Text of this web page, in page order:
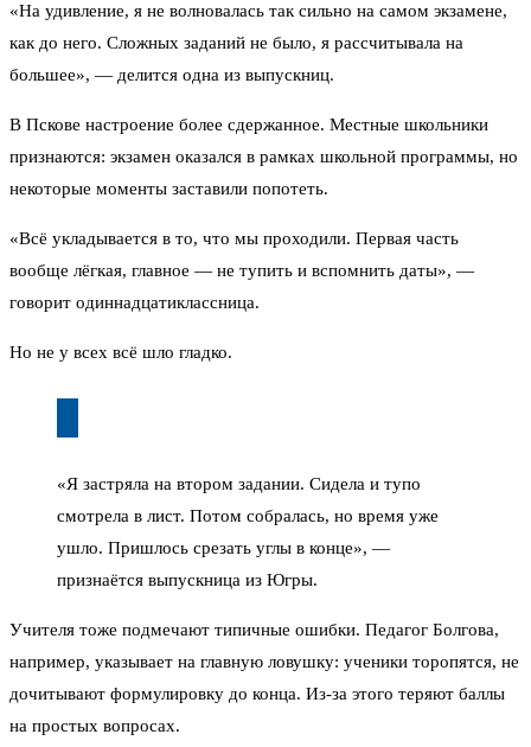
«На удивление, я не волновалась так сильно на самом экзамене,
как до него. Сложных заданий не было, я рассчитывала на
большее», — делится одна из выпускниц.
В Пскове настроение более сдержанное. Местные школьники
признаются: экзамен оказался в рамках школьной программы, но
некоторые моменты заставили попотеть.
«Всё укладывается в то, что мы проходили. Первая часть
вообще лёгкая, главное — не тупить и вспомнить даты», —
говорит одиннадцатиклассница.
Но не у всех всё шло гладко.
«Я застряла на втором задании. Сидела и тупо
смотрела в лист. Потом собралась, но время уже
ушло. Пришлось срезать углы в конце», —
признаётся выпускница из Югры.
Учителя тоже подмечают типичные ошибки. Педагог Болгова,
например, указывает на главную ловушку: ученики торопятся, не
дочитывают формулировку до конца. Из-за этого теряют баллы
на простых вопросах.